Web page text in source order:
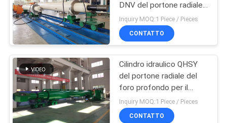
Stazione idraulica
cilindri idraulici
DNV del portone radiale
superiore del denudate
Inquiry MOQ:1 Piece / Pieces
CONTATTO
Cilindro idraulico QHSY
del portone radiale del
foro profondo per il
progetto di idropotenza
Inquiry MOQ:1 Piece / Pieces
CONTATTO